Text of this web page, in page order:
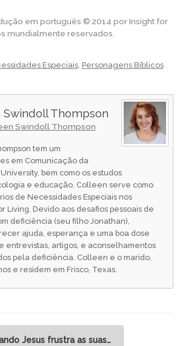
em português © 2014 por Insight for
mundialmente reservados.
Especiais, Personagens Bíblicos
Swindoll Thompson
Swindoll Thompson
tem um
em Comunicação da
bem como os estudos
e educação. Colleen serve como
de Necessidades Especiais nos
Living. Devido aos desafios pessoais de
deficiência (seu filho Jonathan),
ajuda, esperança e uma boa dose
entrevistas, artigos, e aconselhamentos
pela deficiência. Colleen e o marido,
e residem em Frisco, Texas.
Jesus frustra as suas…